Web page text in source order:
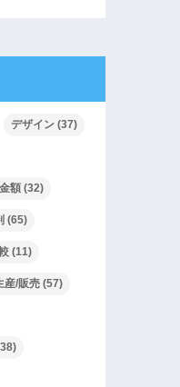
デザイン (37)
額 (32)
(65)
(11)
産/販売 (57)